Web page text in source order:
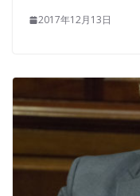
the old and the
Windows Server
relaxed.Another that
Configuring
410 Real Questions
70-410 Real
her spirit
2017年12月13日